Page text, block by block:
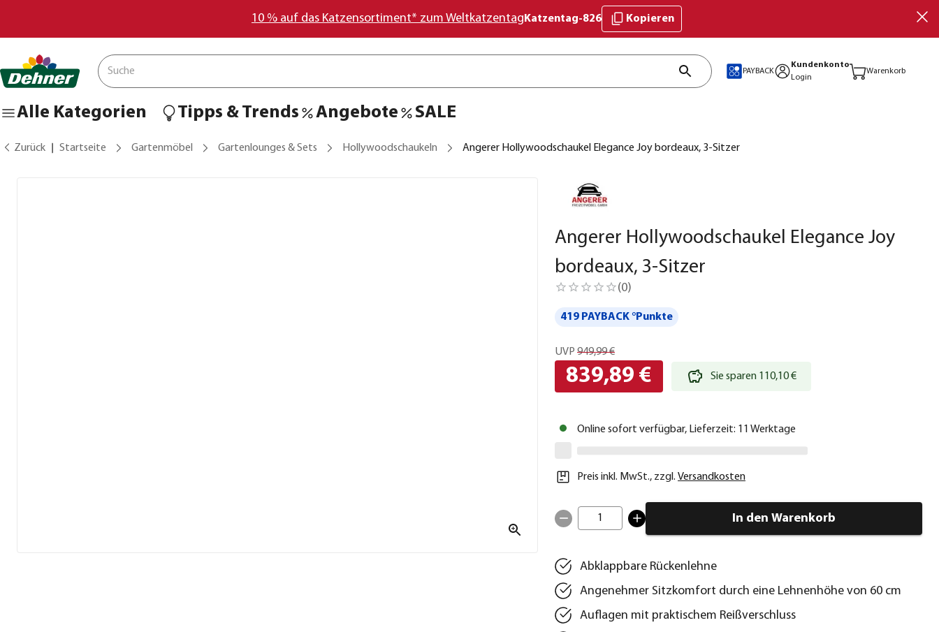
10 % auf das Katzensortiment* zum Weltkatzentag Katzentag-826 Kopieren
PAYBACK
Kundenkonto
Login
Warenkorb
Alle Kategorien Tipps & Trends Angebote SALE
Zurück Startseite Gartenmöbel Gartenlounges & Sets Hollywoodschaukeln Angerer Hollywoodschaukel Elegance Joy bordeaux, 3-Sitzer
Angerer Hollywoodschaukel Elegance Joy
bordeaux, 3-Sitzer
(0)
419 PAYBACK °Punkte
UVP 949,99 €
839,89 € Sie sparen 110,10 €
Online sofort verfügbar, Lieferzeit: 11 Werktage
Preis inkl. MwSt., zzgl. Versandkosten
1 In den Warenkorb
Abklappbare Rückenlehne
Angenehmer Sitzkomfort durch eine Lehnenhöhe von 60 cm
Auflagen mit praktischem Reißverschluss